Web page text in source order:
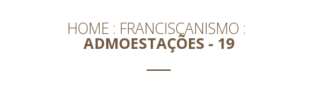
HOME FRANCISCANISMO
ADMOESTAÇÕES - 19